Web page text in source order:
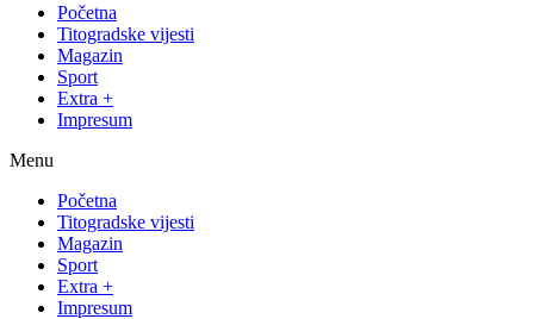
Početna
Titogradske vijesti
Magazin
Sport
Extra +
Impresum
Menu
Početna
Titogradske vijesti
Magazin
Sport
Extra +
Impresum